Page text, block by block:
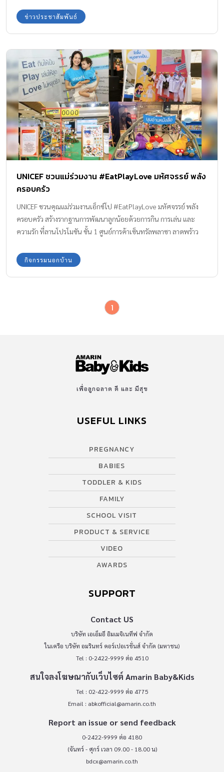
ใหม่ ภายใต้แนวคิด A Fair Chance for Every Child #มหัศจรรย์ความ
สุขที่เท่าเทียม’ พร้อมส่งต่อเคล็ดลับการเลี้ยงลูก มุ่งส่งเสริมสังคมไทย
ศักยภาพ พบกับการผนึกกำลังของคาแรกเตอร์สุดโปรด พี่หมีเท็ดดี้บลู
และเหล่ามูมิน มาพร้อมพลังสร้างสรรค์ให้กับเด็ก ๆ ทุกคน นิทรรศการ
งานเอ็กซ์โปครั้งนี้มี เหล่ามูมิน คาแรกเตอร์สุดโปรดของเด็กและผู้ใหญ่
ทั่วโลกที่สร้างสรรค์โดยศิลปิน ตูเว ยานซอน ภายใต้ลิขสิทธิ์ของมีเดีย
ลิงค์ แบรนด์ เมเนจเม้นท์ จะมาสร้างแรงบันดาลใจและจุดประกาย
ความรู้ให้กับพ่อแม่เกี่ยวกับเคล็ดลับการเลี้ยงลูกเชิงบวก เพื่อเสริมสร้าง
การพัฒนาทางร่างกาย อารมณ์ และสังคมให้กับเด็ก ๆ พร้อมจัดกิจกรรม
สุดพิเศษสำหรับครอบครัว โดยงานเอ็กซ์โปนี้จะเวียนไปจัดใน
ศูนย์การค้าเซ็นทรัลทั่วประเทศเพื่อมอบความรู้และความสุขให้กับเด็ก
ๆ และครอบครัว นายอานันท์ ปันยารชุน ทูตสันถวไมตรี องค์การ
ยูนิเซฟ ประเทศไทย […]
ข่าวประชาสัมพันธ์
UNICEF ชวนแม่ร่วมงาน #EatPlayLove มหัศจรรย์ พลัง
ครอบครัว
UNICEF ชวนคุณแม่ร่วมงานเอ็กซ์โป #EatPlayLove มหัศจรรย์ พลัง
ครอบครัว สร้างรากฐานการพัฒนาลูกน้อยด้วยการกิน การเล่น และ
ความรัก ที่ลานโปรโมชัน ชั้น 1 ศูนย์การค้าเซ็นทรัลพลาซา ลาดพร้าว
กิจกรรมนอกบ้าน
1
เพื่อลูกฉลาด ดี และ มีสุข
USEFUL LINKS
PREGNANCY
BABIES
TODDLER & KIDS
FAMILY
SCHOOL VISIT
PRODUCT & SERVICE
VIDEO
AWARDS
SUPPORT
Contact US
บริษัท เอเอ็มอี อิมเมจิเนทีฟ จำกัด
ในเครือ บริษัท อมรินทร์ คอร์เปอเรชั่นส์ จำกัด (มหาชน)
Tel : 0-2422-9999 ต่อ 4510
สนใจลงโฆษณากับเว็บไซต์ Amarin Baby&Kids
Tel : 02-422-9999 ต่อ 4775
Email : abkofficial@amarin.co.th
Report an issue or send feedback
0-2422-9999 ต่อ 4180
(จันทร์ - ศุกร์ เวลา 09.00 - 18.00 น)
bdcx@amarin.co.th